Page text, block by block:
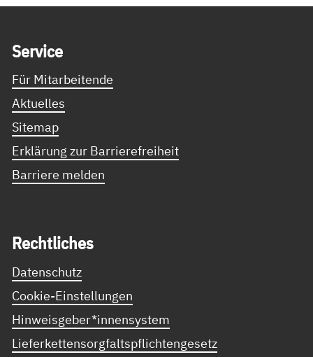
Ser­vice
Für Mitarbeitende
Aktuelles
Sitemap
Erklärung zur Barrierefreiheit
Barriere melden
Recht­li­ches
Datenschutz
Cookie-Einstellungen
Hinweisgeber*innensystem
Lieferkettensorgfaltspflichtengesetz